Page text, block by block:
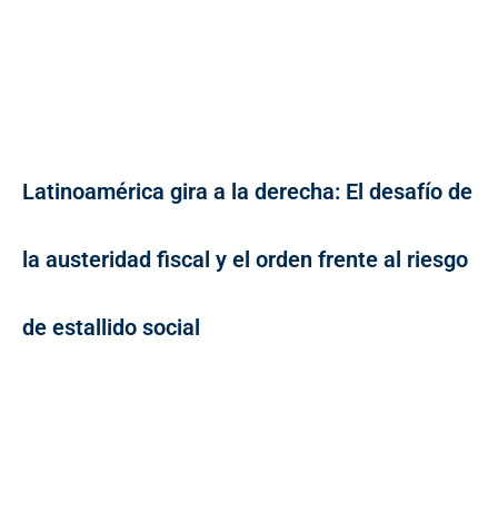
Latinoamérica gira a la derecha: El desafío de
la austeridad fiscal y el orden frente al riesgo
de estallido social